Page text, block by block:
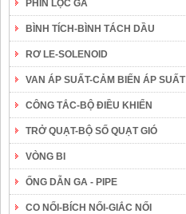
PHIN LỌC GA
BÌNH TÍCH-BÌNH TÁCH DẦU
RƠ LE-SOLENOID
VAN ÁP SUẤT-CẢM BIẾN ÁP SUẤT
CÔNG TẮC-BỘ ĐIỀU KHIỂN
TRỞ QUẠT-BỘ SỐ QUẠT GIÓ
VÒNG BI
ỐNG DẪN GA - PIPE
CO NỐI-BÍCH NỐI-GIẮC NỐI